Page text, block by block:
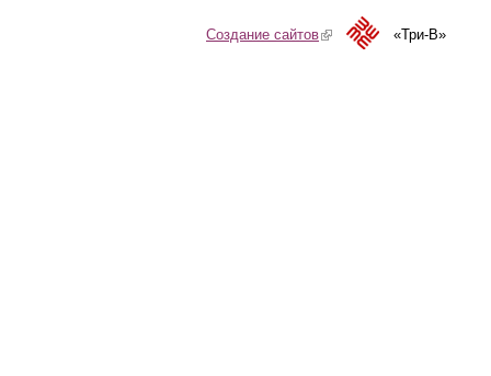
Создание сайтов(link is external)«Три-В»